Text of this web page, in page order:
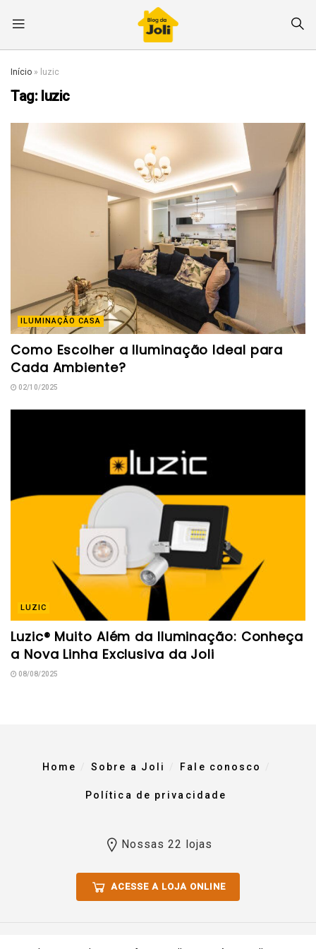
Início » luzic
Tag: luzic
ILUMINAÇÃO CASA
Como Escolher a Iluminação Ideal para
Cada Ambiente?
02/10/2025
LUZIC
Luzic® Muito Além da Iluminação: Conheça
a Nova Linha Exclusiva da Joli
08/08/2025
Home Sobre a Joli Fale conosco
Política de privacidade
Nossas 22 lojas
ACESSE A LOJA ONLINE